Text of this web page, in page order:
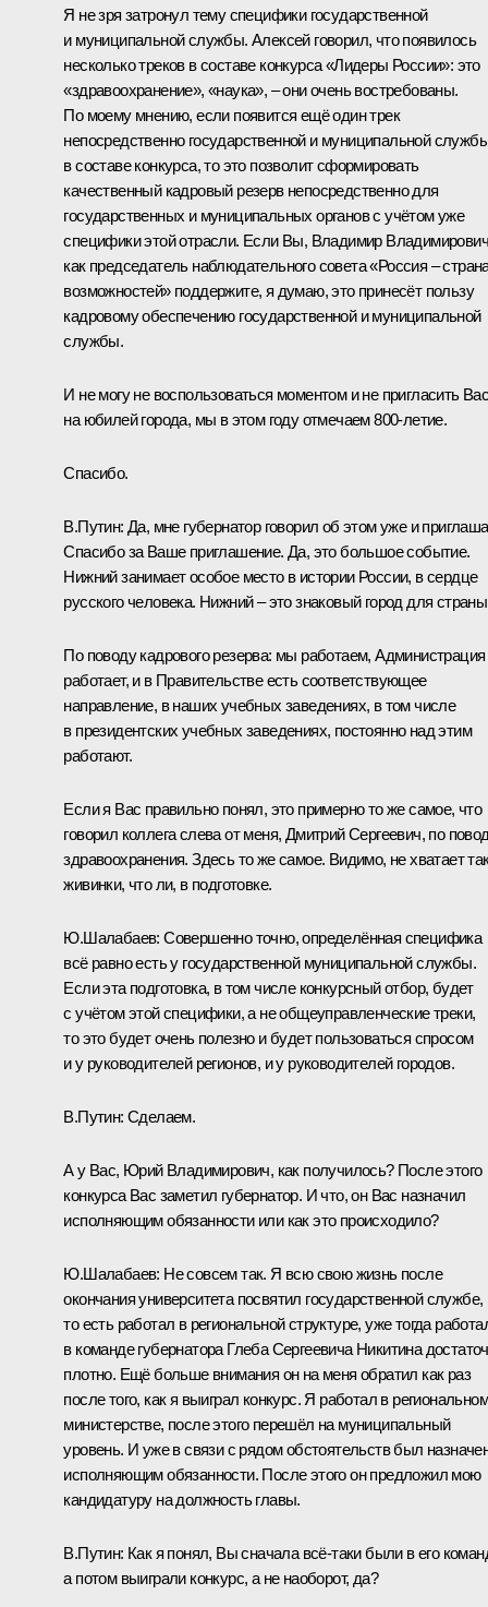
Я не зря затронул тему специфики государственной
и муниципальной службы. Алексей говорил, что появилось
несколько треков в составе конкурса «Лидеры России»: это
«здравоохранение», «наука», – они очень востребованы.
По моему мнению, если появится ещё один трек
непосредственно государственной и муниципальной
в составе конкурса, то это позволит сформировать
качественный кадровый резерв непосредственно для
государственных и муниципальных органов с учётом уже
специфики этой отрасли. Если Вы, Владимир
как председатель наблюдательного совета «Россия –
возможностей» поддержите, я думаю, это принесёт пользу
кадровому обеспечению государственной и муниципальной
службы.
И не могу не воспользоваться моментом и не пригласить
на юбилей города, мы в этом году отмечаем 800-летие.
Спасибо.
В.Путин: Да, мне губернатор говорил об этом уже и
Спасибо за Ваше приглашение. Да, это большое событие.
Нижний занимает особое место в истории России, в сердце
русского человека. Нижний – это знаковый город для
По поводу кадрового резерва: мы работаем, Администрация
работает, и в Правительстве есть соответствующее
направление, в наших учебных заведениях, в том числе
в президентских учебных заведениях, постоянно над этим
работают.
Если я Вас правильно понял, это примерно то же самое, что
говорил коллега слева от меня, Дмитрий Сергеевич, по
здравоохранения. Здесь то же самое. Видимо, не хватает
живинки, что ли, в подготовке.
Ю.Шалабаев: Совершенно точно, определённая специфика
всё равно есть у государственной муниципальной службы.
Если эта подготовка, в том числе конкурсный отбор, будет
с учётом этой специфики, а не общеуправленческие треки,
то это будет очень полезно и будет пользоваться спросом
и у руководителей регионов, и у руководителей городов.
В.Путин: Сделаем.
А у Вас, Юрий Владимирович, как получилось? После этого
конкурса Вас заметил губернатор. И что, он Вас назначил
исполняющим обязанности или как это происходило?
Ю.Шалабаев: Не совсем так. Я всю свою жизнь после
окончания университета посвятил государственной службе,
то есть работал в региональной структуре, уже тогда
в команде губернатора Глеба Сергеевича Никитина
плотно. Ещё больше внимания он на меня обратил как раз
после того, как я выиграл конкурс. Я работал в региональном
министерстве, после этого перешёл на муниципальный
уровень. И уже в связи с рядом обстоятельств был
исполняющим обязанности. После этого он предложил мою
кандидатуру на должность главы.
В.Путин: Как я понял, Вы сначала всё-таки были в его
а потом выиграли конкурс, а не наоборот, да?